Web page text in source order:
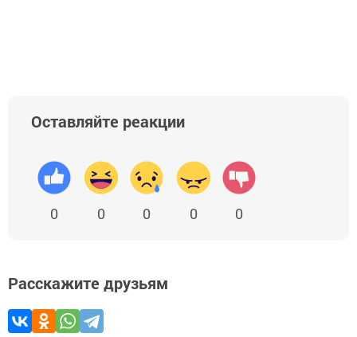
Оставляйте реакции
0 0 0 0 0
Расскажите друзьям